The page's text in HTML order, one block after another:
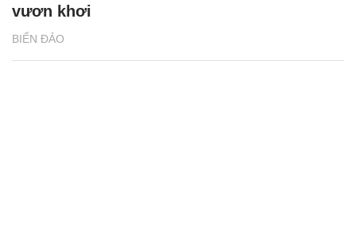
BIỂN ĐẢO
vươn khơi